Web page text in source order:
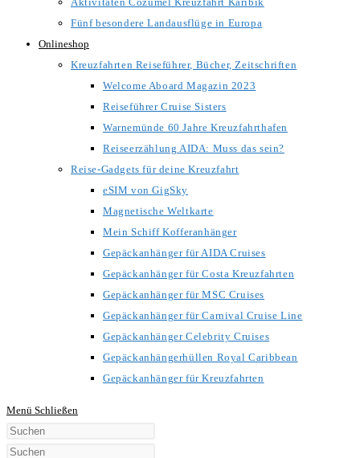
Fünf besondere Landausflüge in Europa
Onlineshop
Kreuzfahrten Reiseführer, Bücher, Zeitschriften
Welcome Aboard Magazin 2023
Reiseführer Cruise Sisters
Warnemünde 60 Jahre Kreuzfahrthafen
Reiseerzählung AIDA: Muss das sein?
Reise-Gadgets für deine Kreuzfahrt
eSIM von GigSky
Magnetische Weltkarte
Mein Schiff Kofferanhänger
Gepäckanhänger für AIDA Cruises
Gepäckanhänger für Costa Kreuzfahrten
Gepäckanhänger für MSC Cruises
Gepäckanhänger für Carnival Cruise Line
Gepäckanhänger Celebrity Cruises
Gepäckanhängerhüllen Royal Caribbean
Gepäckanhänger für Kreuzfahrten
Menü Schließen
Diese
Website